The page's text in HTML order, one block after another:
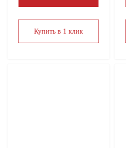
Купить в 1 клик